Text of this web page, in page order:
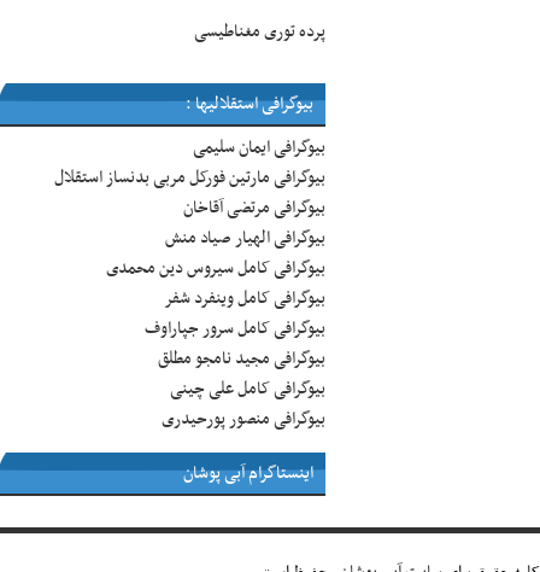
پرده توری مغناطیسی
بیوگرافی استقلالیها :
بیوگرافی ایمان سلیمی
بیوگرافی مارتین فورکل مربی بدنساز استقلال
بیوگرافی مرتضی آقاخان
بیوگرافی الهیار صیاد منش
بیوگرافی کامل سیروس دین محمدی
بیوگرافی کامل وینفرد شفر
بیوگرافی کامل سرور جپاراوف
بیوگرافی مجید نامجو مطلق
بیوگرافی کامل علی چینی
بیوگرافی منصور پورحیدری
اینستاگرام آبی پوشان